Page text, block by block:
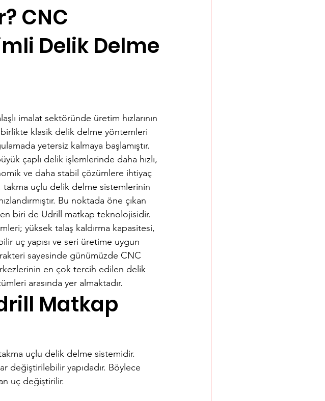
CNC
Delik Delme
imalat sektöründe üretim hızlarının
birlikte klasik delik delme yöntemleri
yetersiz kalmaya başlamıştır.
çaplı delik işlemlerinde daha hızlı,
ve daha stabil çözümlere ihtiyaç
takma uçlu delik delme sistemlerinin
Bu noktada öne çıkan
biri de Udrill matkap teknolojisidir.
yüksek talaş kaldırma kapasitesi,
uç yapısı ve seri üretime uygun
sayesinde günümüzde CNC
en çok tercih edilen delik
arasında yer almaktadır.
Matkap
uçlu delik delme sistemidir.
değiştirilebilir yapıdadır. Böylece
uç değiştirilir.